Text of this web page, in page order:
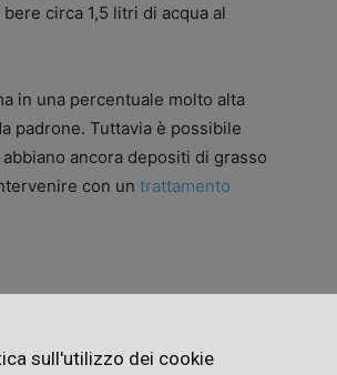
circa 1,5 litri di acqua al
in una percentuale molto alta
padrone. Tuttavia è possibile
ancora depositi di grasso
con un trattamento
fronte al problema della
in questo settore.
sull'utilizzo dei cookie